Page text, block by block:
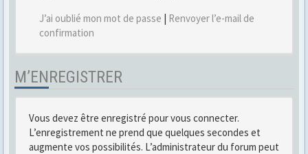
J’ai oublié mon mot de passe | Renvoyer l’e-mail de
confirmation
M’ENREGISTRER
Vous devez être enregistré pour vous connecter.
L’enregistrement ne prend que quelques secondes et
augmente vos possibilités. L’administrateur du forum peut